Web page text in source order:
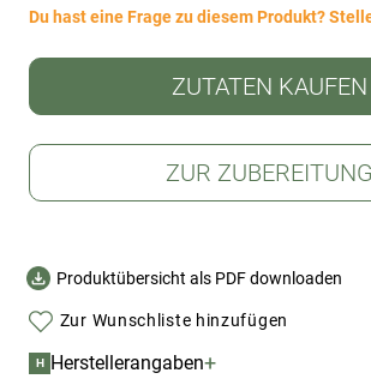
Du hast eine Frage zu diesem Produkt?
ZUTATEN KAUFEN
ZUR ZUBEREITUNG
Produktübersicht als PDF downloaden
Zur Wunschliste hinzufügen
H Herstellerangaben+